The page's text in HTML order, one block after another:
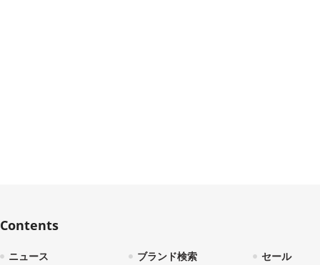
Contents
ニュース ブランド検索 セール